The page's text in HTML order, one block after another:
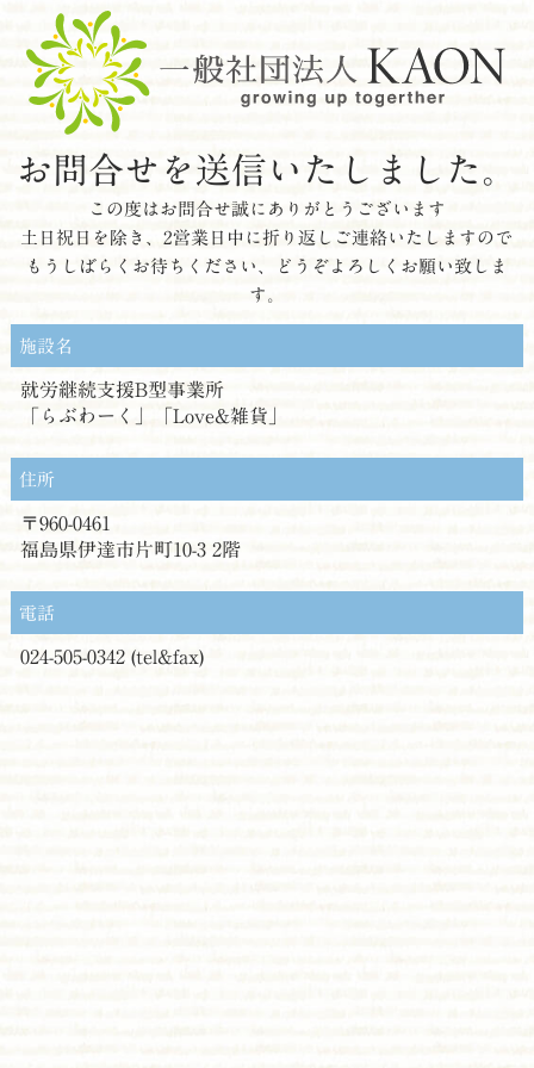
お問合せを送信いたしました。
この度はお問合せ誠にありがとうございます
土日祝日を除き、2営業日中に折り返しご連絡いたしますので
もうしばらくお待ちください、どうぞよろしくお願い致しま
す。
施設名
就労継続支援B型事業所
「らぶわーく」「Love&雑貨」
住所
〒960-0461
福島県伊達市片町10-3 2階
電話
024-505-0342 (tel&fax)